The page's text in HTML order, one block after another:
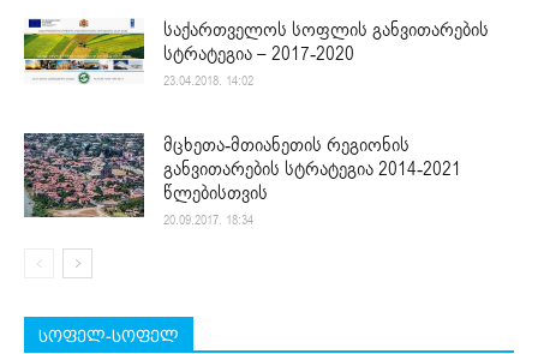
საქართველოს სოფლის განვითარების
სტრატეგია – 2017-2020
23.04.2018. 14:02
მცხეთა-მთიანეთის რეგიონის
განვითარების სტრატეგია 2014-2021
წლებისთვის
20.09.2017. 18:34
სოფელ-სოფელ